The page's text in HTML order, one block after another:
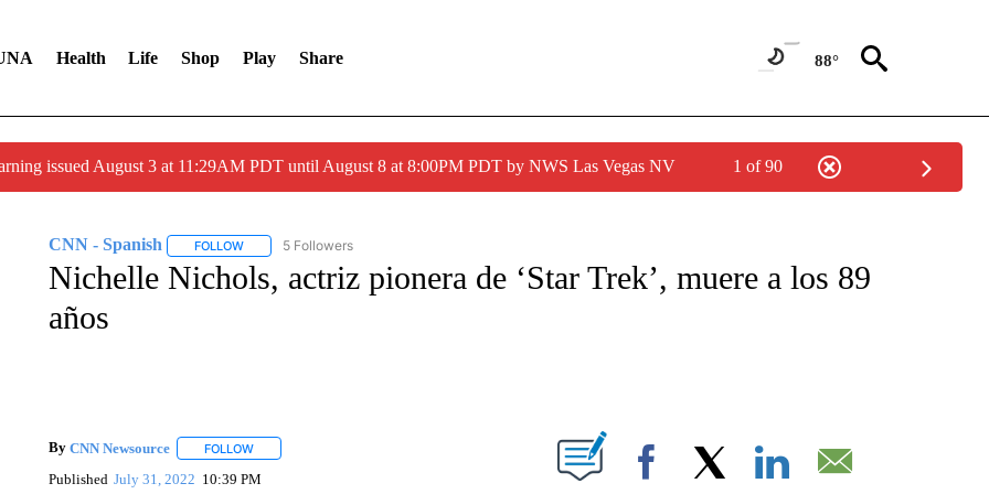
Health Life Shop Play Share 88°
issued August 3 at 11:29AM PDT until August 8 at 8:00PM PDT by NWS Las Vegas NV 1 of 90
CNN - Spanish FOLLOWFOLLOW "CNN - SPANISH" TO RECEIVE NOTIFICATIONS ABOUT NEW PAGES ON "CNN - SPANISH".
5 Followers
Nichelle Nichols, actriz pionera de ‘Star Trek’, muere a los 89
años
By CNN Newsource FOLLOWFOLLOW "" TO RECEIVE NOTIFICATIONS ABOUT NEW PAGES ON "".
Published July 31, 2022 10:39 PM Facebook